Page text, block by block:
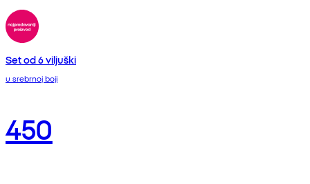
Set od 6 viljuški
u srebrnoj boji
450